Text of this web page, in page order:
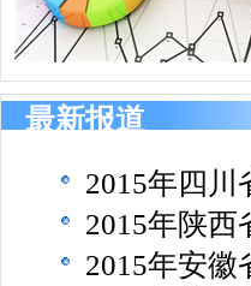
最新报道
2015年四川
2015年陕西
2015年安徽